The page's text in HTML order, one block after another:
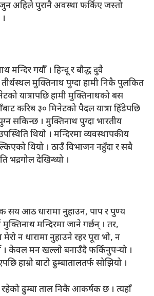
अहिले पुरानै अवस्था फर्किए जस्तो
मन्दिर गयौँ । हिन्दू र बौद्ध दुवै
तीर्थस्थल मुक्तिनाथ पुग्दा हामी निकै पुलकित
यात्रापछि हामी मुक्तिनाथको बस
करिब ३० मिनेटको पैदल यात्रा हिँडेपछि
सकिन्छ । मुक्तिनाथ पुग्दा भारतीय
थियो । मन्दिरमा व्यवस्थापकीय
थियो । ठाउँ विभाजन नहुँदा र सबै
भद्रगोल देखिन्थ्यो ।
एक सय आठ धारामा नुहाउन, पाप र पुण्य
मन्दिरमा जाने गर्छन् । तर,
न धारामा नुहाउने रहर पूरा भो, न
। केवल मन खल्लो बनाउँदै फर्किनुपर्‍यो ।
हाम्रो बाटो ढुम्बातालतर्फ सोझियो ।
रहेको ढुम्बा ताल निकै आकर्षक छ । त्यहाँ